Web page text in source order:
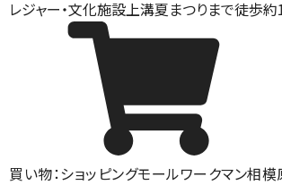
レジャー・文化施設上溝夏まつりまで徒歩約
買い物：ショッピングモールワークマン相